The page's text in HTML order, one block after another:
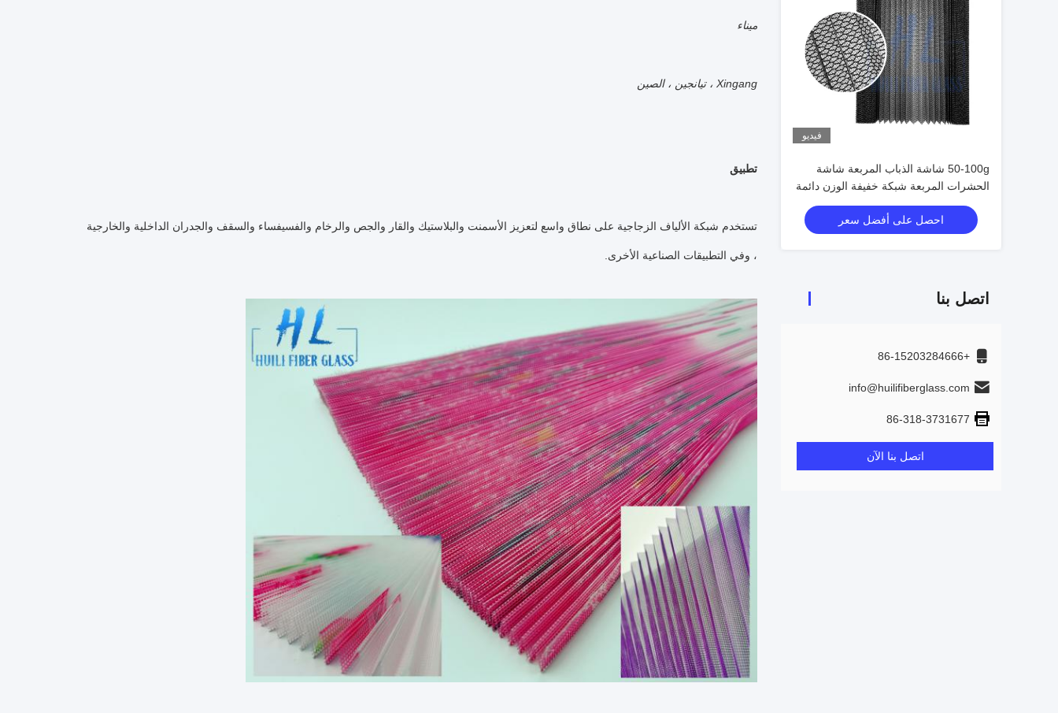
فيديو
50-100g شاشة الذباب المربعة شاشة
الحشرات المربعة شبكة خفيفة الوزن دائمة
لحماية أبواب النوافذ ضد الحشرات
احصل على أفضل سعر
اتصل بنا
+86-15203284666
info@huilifiberglass.com
86-318-3731677
اتصل بنا الآن
ميناء
Xingang ، تيانجين ، الصين
تطبيق
تستخدم شبكة الألياف الزجاجية على نطاق واسع لتعزيز الأسمنت والبلاستيك والقار والجص والرخام والفسيفساء والسقف والجدران الداخلية والخارجية
، وفي التطبيقات الصناعية الأخرى.